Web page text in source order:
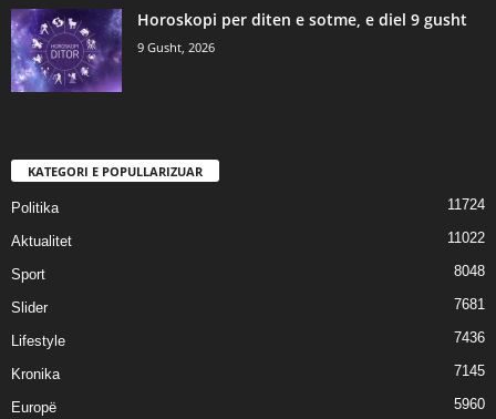
Horoskopi per diten e sotme, e diel 9 gusht
9 Gusht, 2026
KATEGORI E POPULLARIZUAR
Politika 11724
Aktualitet 11022
Sport 8048
Slider 7681
Lifestyle 7436
Kronika 7145
Europë 5960